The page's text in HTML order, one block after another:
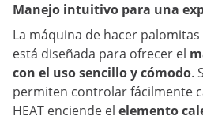
Manejo intuitivo para una
La máquina de hacer
está diseñada para ofrecer el
con el uso sencillo y cómodo.
permiten controlar fácilmente
HEAT enciende el elemento